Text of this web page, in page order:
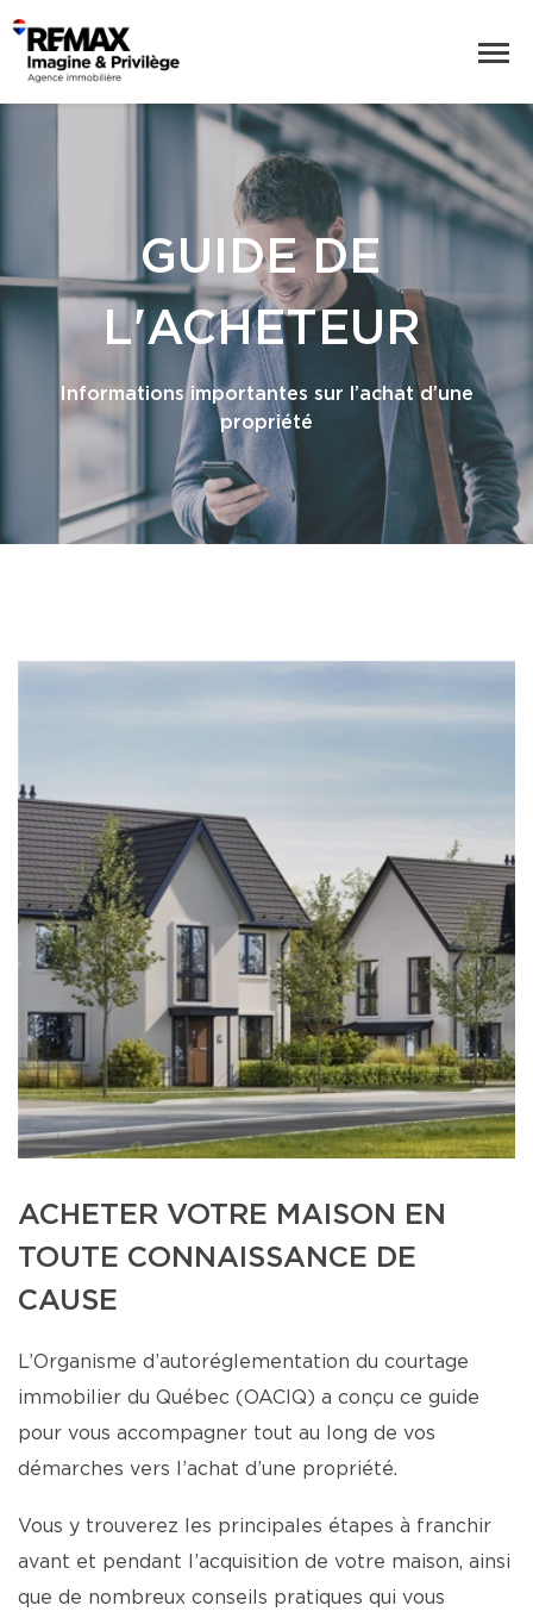
GUIDE DE
L'ACHETEUR
Informations importantes sur l’achat d’une
propriété
ACHETER VOTRE MAISON EN
TOUTE CONNAISSANCE DE
CAUSE
L’Organisme d’autoréglementation du courtage
immobilier du Québec (OACIQ) a conçu ce guide
pour vous accompagner tout au long de vos
démarches vers l’achat d’une propriété.
Vous y trouverez les principales étapes à franchir
avant et pendant l’acquisition de votre maison, ainsi
que de nombreux conseils pratiques qui vous